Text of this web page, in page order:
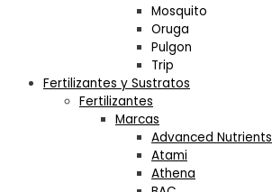
Mosquito
Oruga
Pulgon
Trip
Fertilizantes y Sustratos
Fertilizantes
Marcas
Advanced Nutrients
Atami
Athena